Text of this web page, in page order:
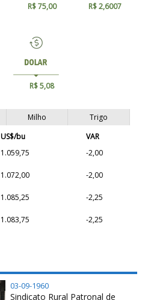
R$ 75,00 R$ 2,6007
R$ 5,08
Milho
Trigo
US$/bu
VAR
1.059,75 -2,00
1.072,00 -2,00
1.085,25 -2,25
1.083,75 -2,25
03-09-1960
Sindicato Rural Patronal de